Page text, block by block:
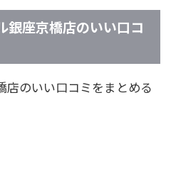
銀座京橋店のいい口コ
店のいい口コミをまとめる